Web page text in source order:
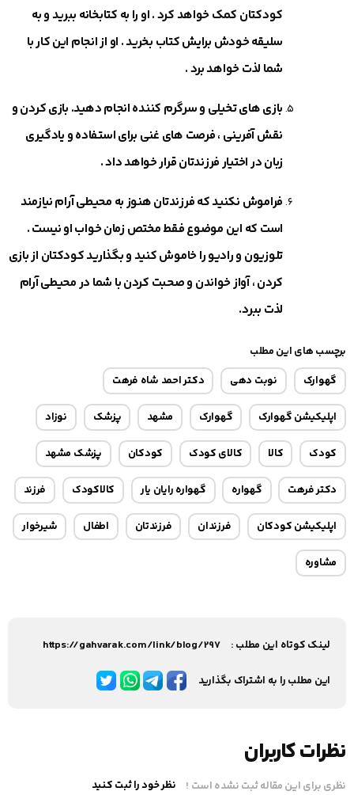
کودکتان کمک خواهد کرد . او را به کتابخانه ببرید و به
سلیقه خودش برایش کتاب بخرید . او از انجام این کار با
شما لذت خواهد برد .
بازی های تخیلی و سرگرم کننده انجام دهید. بازی کردن و
نقش آفرینی ، فرصت های غنی برای استفاده و یادگیری
زبان در اختیار فرزندتان قرار خواهد داد .
فراموش نکنید که فرزندتان هنوز به محیطی آرام نیازمند
است که این موضوع فقط مختص زمان خواب او نیست .
تلوزیون و رادیو را خاموش کنید و بگذارید کودکتان از بازی
کردن ، آواز خواندن و صحبت کردن با شما در محیطی آرام
لذت ببرد.
برچسب های این مطلب
گهوارک
نوبت دهی دکتر احمد شاه فرهت
اپلیکیشن گهوارک گهوارک مشهد پزشک نوزاد
کودک کالا کالای کودک کودکان پزشک مشهد
دکتر فرهت گهواره گهواره رایان یار کالاکودک فرزند
اپلیکیشن کودکان فرزندان فرزندتان اطفال شیرخوار
مشاوره
لینک کوتاه این مطلب : https://gahvarak.com/link/blog/297
این مطلب را به اشتراک بگذارید
نظرات کاربران
نظری برای این مقاله ثبت نشده است ! نظر خود را ثبت کنید